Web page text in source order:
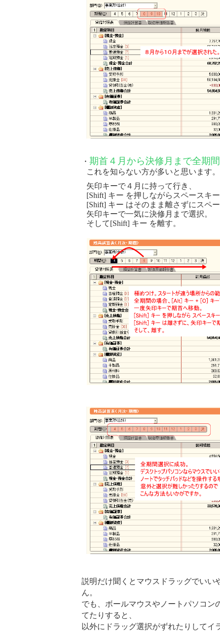
・ 期首４月から決修月まで全期
これを知らない方が多いと思います。
矢印キーで４月に持って行き、
[Shift] キー を押しながらスペースキ
[Shift] キー はそのまま離さずにスペ
矢印キーで一気に決修月まで選択。
そして[Shift] キー を離す。
説明だけ聞くとマウスドラッグでいい
ん。
でも、ボールマウスやノートパソコン
てたりすると、
以外にドラッグ選択がずれたりしてイ